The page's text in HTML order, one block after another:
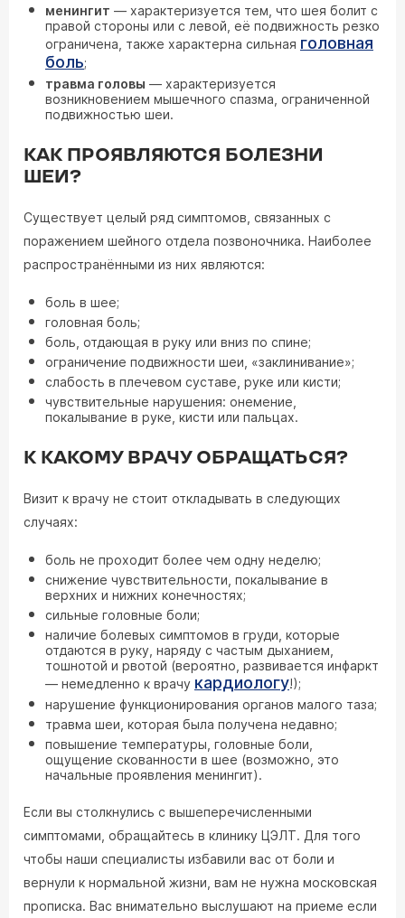
менингит — характеризуется тем, что шея болит с
правой стороны или с левой, её подвижность резко
ограничена, также характерна сильная головная
боль;
травма головы — характеризуется
возникновением мышечного спазма, ограниченной
подвижностью шеи.
КАК ПРОЯВЛЯЮТСЯ БОЛЕЗНИ
ШЕИ?
Существует целый ряд симптомов, связанных с
поражением шейного отдела позвоночника. Наиболее
распространёнными из них являются:
боль в шее;
головная боль;
боль, отдающая в руку или вниз по спине;
ограничение подвижности шеи, «заклинивание»;
слабость в плечевом суставе, руке или кисти;
чувствительные нарушения: онемение,
покалывание в руке, кисти или пальцах.
К КАКОМУ ВРАЧУ ОБРАЩАТЬСЯ?
Визит к врачу не стоит откладывать в следующих
случаях:
боль не проходит более чем одну неделю;
снижение чувствительности, покалывание в
верхних и нижних конечностях;
сильные головные боли;
наличие болевых симптомов в груди, которые
отдаются в руку, наряду с частым дыханием,
тошнотой и рвотой (вероятно, развивается инфаркт
— немедленно к врачу кардиологу!);
нарушение функционирования органов малого таза;
травма шеи, которая была получена недавно;
повышение температуры, головные боли,
ощущение скованности в шее (возможно, это
начальные проявления менингит).
Если вы столкнулись с вышеперечисленными
симптомами, обращайтесь в клинику ЦЭЛТ. Для того
чтобы наши специалисты избавили вас от боли и
вернули к нормальной жизни, вам не нужна московская
прописка. Вас внимательно выслушают на приеме если